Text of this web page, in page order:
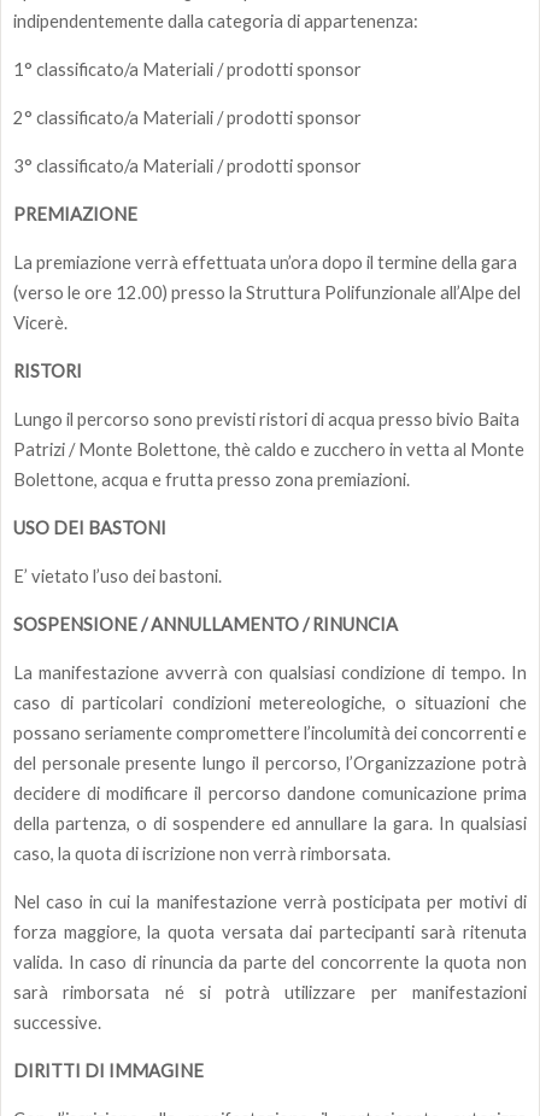
indipendentemente dalla categoria di appartenenza:
1° classificato/a Materiali / prodotti sponsor
2° classificato/a Materiali / prodotti sponsor
3° classificato/a Materiali / prodotti sponsor
PREMIAZIONE
La premiazione verrà effettuata un’ora dopo il termine della gara
(verso le ore 12.00) presso la Struttura Polifunzionale all’Alpe del
Vicerè.
RISTORI
Lungo il percorso sono previsti ristori di acqua presso bivio Baita
Patrizi / Monte Bolettone, thè caldo e zucchero in vetta al Monte
Bolettone, acqua e frutta presso zona premiazioni.
USO DEI BASTONI
E’ vietato l’uso dei bastoni.
SOSPENSIONE / ANNULLAMENTO / RINUNCIA
La manifestazione avverrà con qualsiasi condizione di tempo. In
caso di particolari condizioni metereologiche, o situazioni che
possano seriamente compromettere l’incolumità dei concorrenti e
del personale presente lungo il percorso, l’Organizzazione potrà
decidere di modificare il percorso dandone comunicazione prima
della partenza, o di sospendere ed annullare la gara. In qualsiasi
caso, la quota di iscrizione non verrà rimborsata.
Nel caso in cui la manifestazione verrà posticipata per motivi di
forza maggiore, la quota versata dai partecipanti sarà ritenuta
valida. In caso di rinuncia da parte del concorrente la quota non
sarà rimborsata né si potrà utilizzare per manifestazioni
successive.
DIRITTI DI IMMAGINE